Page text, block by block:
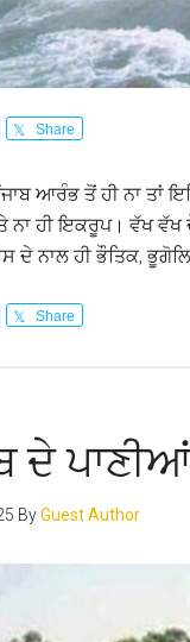
Share
ਆਰੰਭ ਤੋਂ ਹੀ ਨਾ ਤਾਂ
ਨਾ ਹੀ ਇਕਰੂਪ। ਵੱਖ
ਦੇ ਨਾਲ ਹੀ ਭੌਤਿਕ,
Share
ਦੇ
ByGuest Author